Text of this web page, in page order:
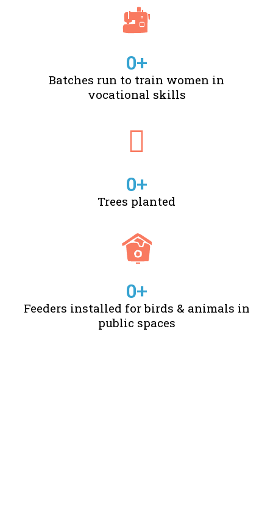
Batches run to train women in
vocational skills
0+
Trees planted
0+
Feeders installed for birds & animals in
public spaces
0+